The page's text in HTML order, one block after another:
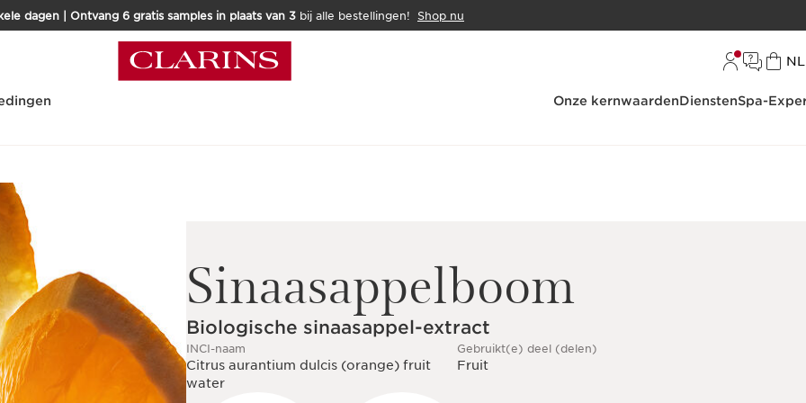
dagen | Ontvang 6 gratis samples in plaats van 3 bij alle bestellingen! Shop nu
NL
Onze kernwaardenDienstenSpa-
Sinaasappelboom
Biologische sinaasappel-extract
INCI-naam
Citrus aurantium dulcis (orange) fruit
water
Gebruikt(e) deel (delen)
Fruit